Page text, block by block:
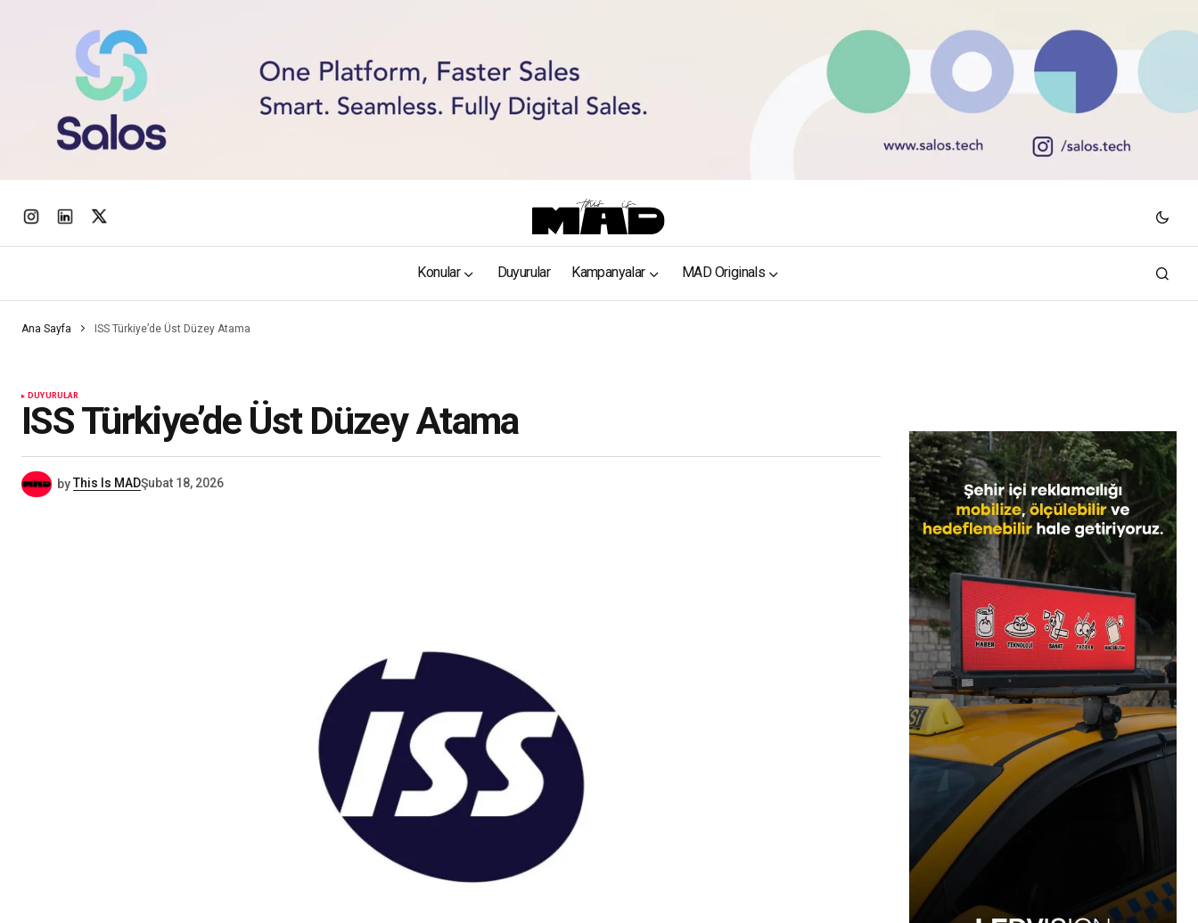
Konular Duyurular Kampanyalar MAD Originals
Ana Sayfa ISS Türkiye’de Üst Düzey Atama
DUYURULAR
ISS Türkiye’de Üst Düzey Atama
byThis Is MADŞubat 18, 2026